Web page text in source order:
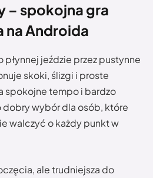
– spokojna gra
na Androida
płynnej jeździe przez pustynne
skoki, ślizgi i proste
spokojne tempo i bardzo
dobry wybór dla osób, które
walczyć o każdy punkt w
ale trudniejsza do